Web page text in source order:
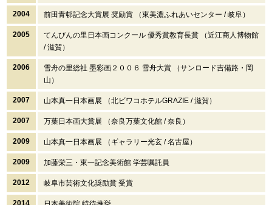
2004 前田青邨記念大賞展 奨励賞 （東美濃ふれあいセンター / 岐阜）
2005
てんびんの里日本画コンクール 優秀賞教育長賞 （近江商人博物館
/ 滋賀）
2006
雪舟の里総社 墨彩画２００６ 雪舟大賞 （サンロード吉備路・岡
山）
2007 山本真一日本画展 （北ビワコホテルGRAZIE / 滋賀）
2007 万葉日本画大賞展 （奈良万葉文化館 / 奈良）
2009 山本真一日本画展 （ギャラリー光玄 / 名古屋）
2009 加藤栄三・東一記念美術館 学芸嘱託員
2012 岐阜市芸術文化奨励賞 受賞
2014